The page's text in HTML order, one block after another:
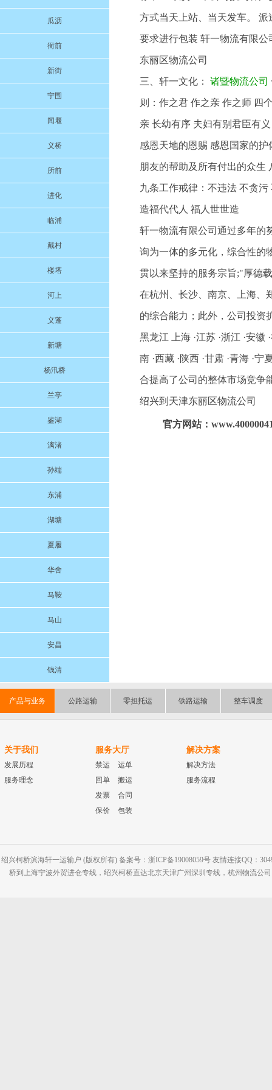
瓜沥
衙前
新街
宁围
闻堰
义桥
所前
进化
临浦
戴村
楼塔
河上
义蓬
新塘
杨汛桥
兰亭
鉴湖
漓渚
孙端
东浦
湖塘
夏履
华舍
马鞍
马山
安昌
钱清
方式当天上站、当天发车。
要求进行包装 轩一物流有限
东丽区物流公司
三、轩一文化： 诸暨物流公司
则：作之君 作之亲 作之师 四
亲 长幼有序 夫妇有别君臣有
感恩天地的恩赐 感恩国家的
朋友的帮助及所有付出的众生
九条工作戒律：不违法 不贪
造福代代人 福人世世造
轩一物流有限公司通过多年的
询为一体的多元化，综合性的
贯以来坚持的服务宗旨;"厚德
在杭州、长沙、南京、上海、
的综合能力；此外，公司投资
黑龙江 上海 ·江苏 ·浙江 ·安徽
南 ·西藏 ·陕西 ·甘肃 ·青海 ·
合提高了公司的整体市场竞争
绍兴到天津东丽区物流公司
官方网站：
产品与业务 公路运输 零担托运 铁路运输 整车调度
关于我们
发展历程
服务理念
服务大厅
禁运
运单
回单
搬运
发票
合同
保价
包装
解决方案
解决方法
服务流程
绍兴柯桥滨海轩一运输户 (版权所有) 备案号：浙ICP备19008059号 友情连接QQ：
桥到上海宁波外贸进仓专线，绍兴柯桥直达北京天津广州深圳专线，杭州物流公